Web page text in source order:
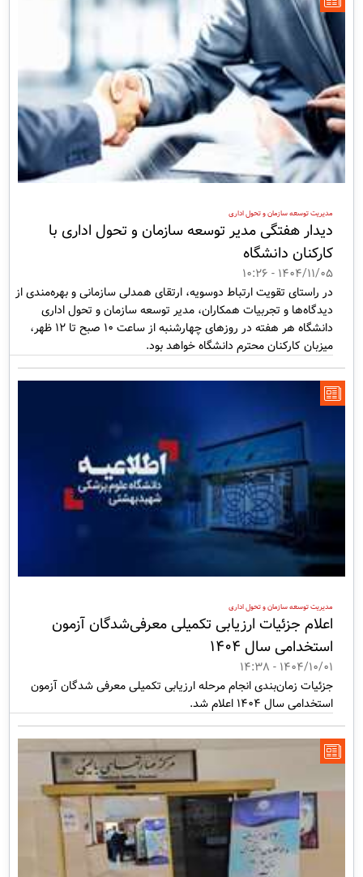
مدیریت توسعه سازمان و تحول اداری
دیدار هفتگی مدیر توسعه سازمان و تحول اداری با
کارکنان دانشگاه
1404/11/05 - 10:26
در راستای تقویت ارتباط دوسویه، ارتقای همدلی سازمانی و بهره‌مندی از
دیدگاه‌ها و تجربیات همکاران، مدیر توسعه سازمان و تحول اداری
دانشگاه هر هفته در روزهای چهارشنبه از ساعت 10 صبح تا 12 ظهر،
میزبان کارکنان محترم دانشگاه خواهد بود.
مدیریت توسعه سازمان و تحول اداری
اعلام جزئیات ارزیابی تکمیلی معرفی‌شدگان آزمون
استخدامی سال 1404
1404/10/01 - 14:38
جزئیات زمان‌بندی انجام مرحله ارزیابی تکمیلی معرفی شدگان آزمون
استخدامی سال 1404 اعلام شد.